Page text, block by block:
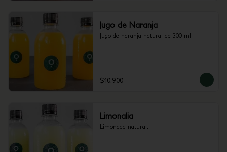
Jugo de Naranja
Jugo de naranja natural de 300 ml.
$10.900
Limonalia
Limonada natural.